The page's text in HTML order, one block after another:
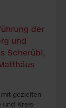
ge­zielten
und Kreis­